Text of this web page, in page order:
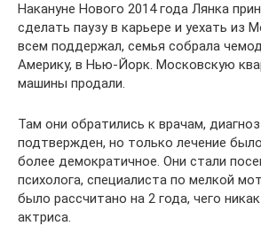
Накануне Нового 2014 года Лянка
сделать паузу в карьере и уехать из
всем поддержал, семья собрала
Америку, в Нью-Йорк. Московскую
машины продали.
Там они обратились к врачам,
подтвержден, но только лечение
более демократичное. Они стали
психолога, специалиста по мелкой
было рассчитано на 2 года, чего
актриса.